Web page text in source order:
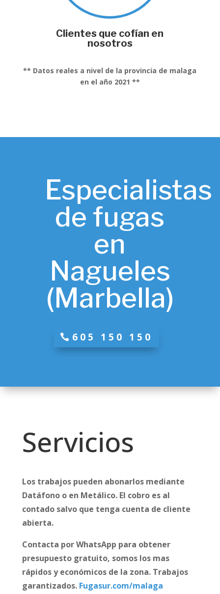
Clientes que cofían en
nosotros
** Datos reales a nivel de la provincia de malaga
en el año 2021 **
Especialistas
de fugas
en
Nagueles
(Marbella)
605 150 150
Servicios
Los trabajos pueden abonarlos mediante
Datáfono o en Metálico. El cobro es al
contado salvo que tenga cuenta de cliente
abierta.
Contacta por WhatsApp para obtener
presupuesto gratuito, somos los mas
rápidos y económicos de la zona. Trabajos
garantizados. Fugasur.com/malaga